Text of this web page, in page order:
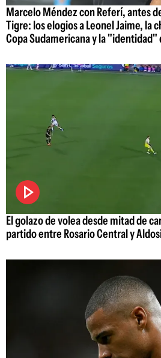
Marcelo Méndez con Referí, antes
Tigre: los elogios a Leonel Jaime, la
Copa Sudamericana y la "identidad"
El golazo de volea desde mitad de
partido entre Rosario Central y